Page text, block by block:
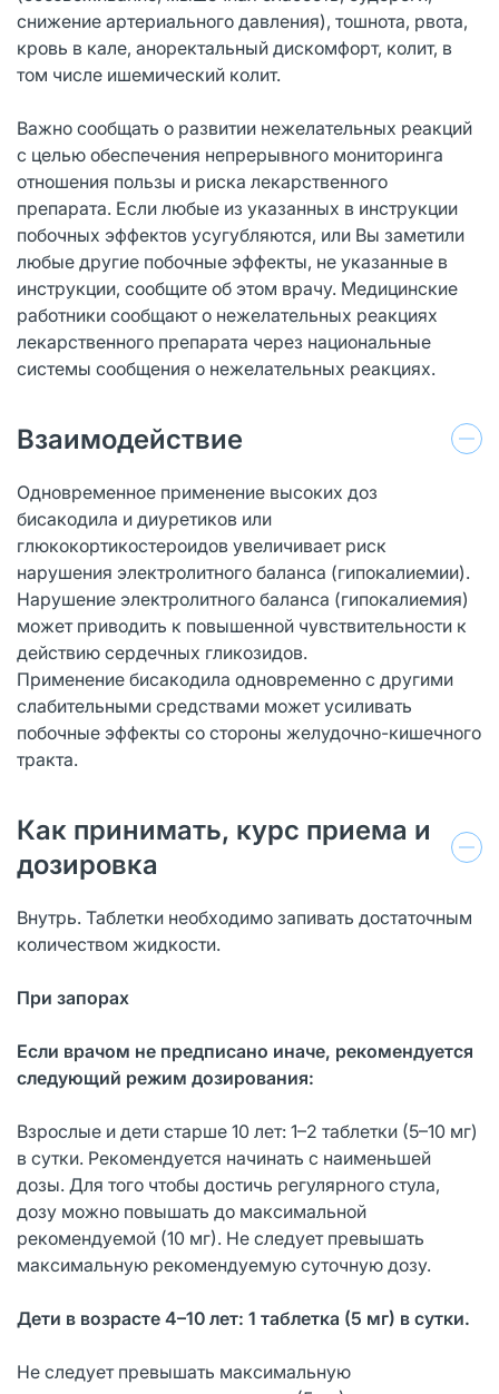
снижение артериального давления), тошнота, рвота,
кровь в кале, аноректальный дискомфорт, колит, в
том числе ишемический колит.
Важно сообщать о развитии нежелательных реакций
с целью обеспечения непрерывного мониторинга
отношения пользы и риска лекарственного
препарата. Если любые из указанных в инструкции
побочных эффектов усугубляются, или Вы заметили
любые другие побочные эффекты, не указанные в
инструкции, сообщите об этом врачу. Медицинские
работники сообщают о нежелательных реакциях
лекарственного препарата через национальные
системы сообщения о нежелательных реакциях.
Взаимодействие
Одновременное применение высоких доз
бисакодила и диуретиков или
глюкокортикостероидов увеличивает риск
нарушения электролитного баланса (гипокалиемии).
Нарушение электролитного баланса (гипокалиемия)
может приводить к повышенной чувствительности к
действию сердечных гликозидов.
Применение бисакодила одновременно с другими
слабительными средствами может усиливать
побочные эффекты со стороны желудочно-кишечного
тракта.
Как принимать, курс приема и
дозировка
Внутрь. Таблетки необходимо запивать достаточным
количеством жидкости.
При запорах
Если врачом не предписано иначе, рекомендуется
следующий режим дозирования:
Взрослые и дети старше 10 лет: 1–2 таблетки (5–10 мг)
в сутки. Рекомендуется начинать с наименьшей
дозы. Для того чтобы достичь регулярного стула,
дозу можно повышать до максимальной
рекомендуемой (10 мг). Не следует превышать
максимальную рекомендуемую суточную дозу.
Дети в возрасте 4–10 лет: 1 таблетка (5 мг) в сутки.
Не следует превышать максимальную